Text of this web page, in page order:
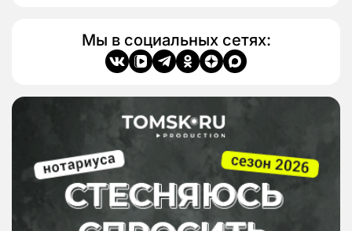
Мы в социальных сетях: